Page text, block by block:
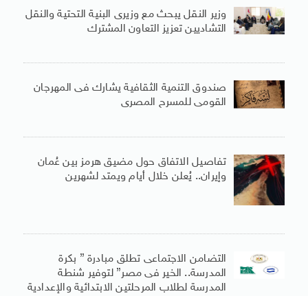
وزير النقل يبحث مع وزيرى البنية التحتية والنقل
التشاديين تعزيز التعاون المشترك
صندوق التنمية الثقافية يشارك فى المهرجان
القومى للمسرح المصرى
تفاصيل الاتفاق حول مضيق هرمز بين عُمان
وإيران.. يُعلن خلال أيام ويمتد لشهرين
التضامن الاجتماعى تطلق مبادرة ” بكرة
المدرسة.. الخير فى مصر” لتوفير شنطة
المدرسة لطلاب المرحلتين الابتدائية والإعدادية